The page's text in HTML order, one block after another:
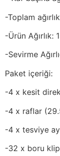
-Toplam
-Ürün Ağırlık:
-Sevirme
Paket içeriği:
-4 x kesit
-4 x raflar
-4 x tesviye
-32 x boru